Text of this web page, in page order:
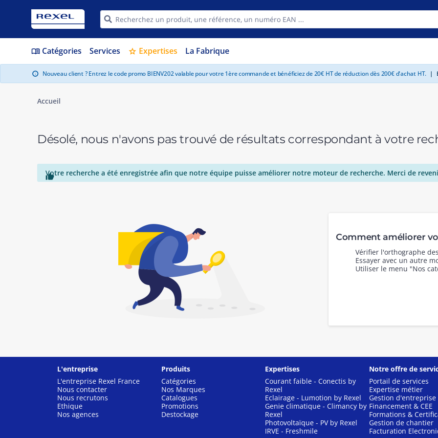
menu_book Catégories Services star Expertises La Fabrique
info Nouveau client ? Entrez le code promo BIENV202 valable pour votre 1ère commande et bénéficiez de 20€ HT de réduction dès 200€ d'achat HT. |
Accueil
Désolé, nous n'avons pas trouvé de résultats correspondant à votre

Votre recherche a été enregistrée afin que notre équipe puisse améliorer notre moteur de recherche. Merci de
Comment améliorer
Vérifier l'orthographe
Essayer avec un autre
Utiliser le menu "Nos
L'entreprise
L'entreprise Rexel France
Nous contacter
Nous recrutons
Ethique
Nos agences
Produits
Catégories
Nos Marques
Catalogues
Promotions
Destockage
Expertises
Courant faible - Conectis by
Rexel
Eclairage - Lumotion by Rexel
Genie climatique - Climancy by
Rexel
Photovoltaïque - PV by Rexel
IRVE - Freshmile
Notre offre de
Portail de services
Expertise métier
Gestion d'entreprise
Financement & CEE
Formations &
Gestion de chantier
Facturation